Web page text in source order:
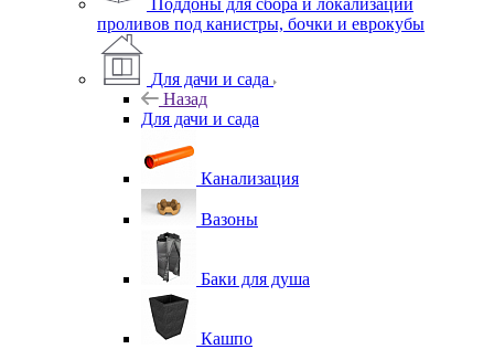
Поддоны для сбора и локализации
проливов под канистры, бочки и еврокубы
Для дачи и сада
Назад
Для дачи и сада
Канализация
Вазоны
Баки для душа
Кашпо